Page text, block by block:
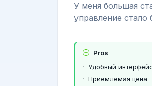
У меня большая
управление стало
Pros
Удобный
Приемлемая цена